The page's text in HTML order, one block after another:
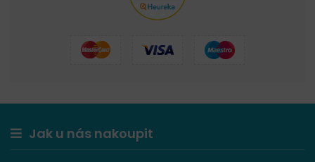
Jak u nás nakoupit